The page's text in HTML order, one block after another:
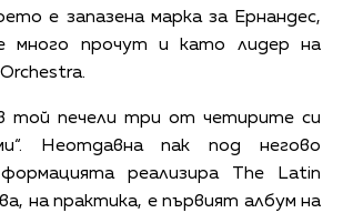
е запазена марка за Ернандес,
много прочут и като лидер на
той печели три от четирите си
Неотдавна пак под негово
реализира The Latin
на практика, е първият албум на